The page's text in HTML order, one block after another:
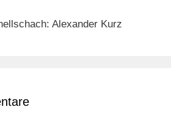
Alexander Kurz